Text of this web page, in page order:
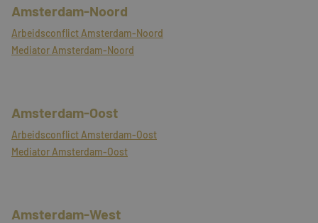
Amsterdam-Noord
Arbeidsconflict Amsterdam-Noord
Mediator Amsterdam-Noord
Amsterdam-Oost
Arbeidsconflict Amsterdam-Oost
Mediator Amsterdam-Oost
Amsterdam-West